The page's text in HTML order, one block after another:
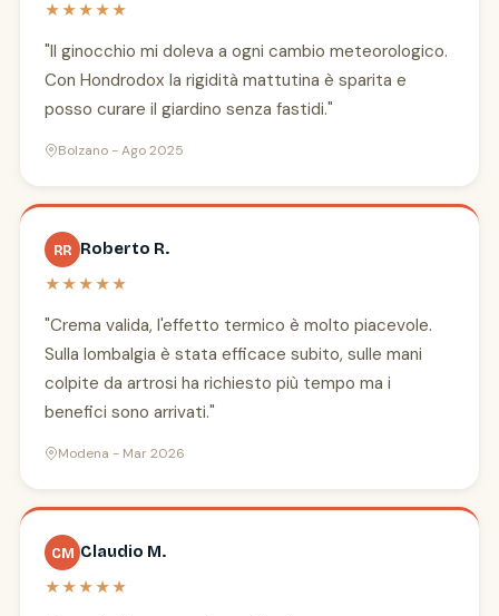
★★★★★
"Il ginocchio mi doleva a ogni cambio meteorologico.
Con Hondrodox la rigidità mattutina è sparita e
posso curare il giardino senza fastidi."
Bolzano - Ago 2025
RR Roberto R.
★★★★★
"Crema valida, l'effetto termico è molto piacevole.
Sulla lombalgia è stata efficace subito, sulle mani
colpite da artrosi ha richiesto più tempo ma i
benefici sono arrivati."
Modena - Mar 2026
CM Claudio M.
★★★★★